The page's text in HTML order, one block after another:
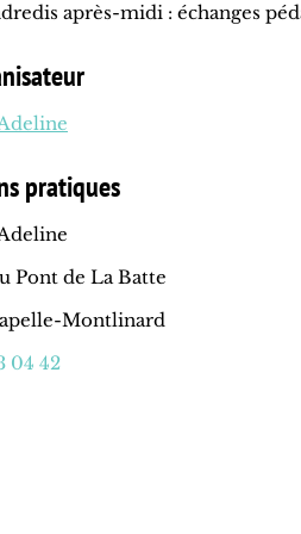
après-midi : échanges
pratiques
Pont de La Batte
Montlinard
04 42